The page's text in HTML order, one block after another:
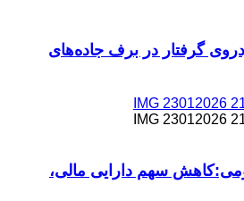
به ۷۰۷ خودروی گرفتار در برف جاده‌های
سهم دارایی‌ مالی،